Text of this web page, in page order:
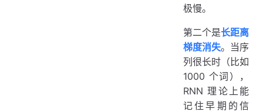
极慢。
第二个是长距离
梯度消失。当序
列很长时（比如
1000 个词），
RNN 理论上能
记住早期的信